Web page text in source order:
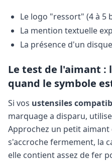
Le logo "ressort" (4 à 5
La mention textuelle
La présence d'un
Le test de l'aimant :
quand le symbole
Si vos ustensiles
marquage a disparu,
Approchez un petit
s'accroche fermement, la
elle contient assez de fer